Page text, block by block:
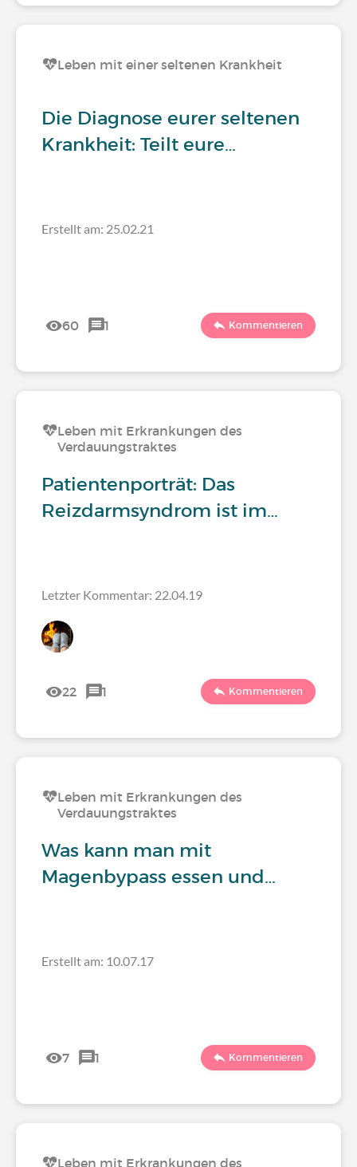
Leben mit einer seltenen Krankheit
Die Diagnose eurer seltenen
Krankheit: Teilt eure…
Erstellt am: 25.02.21
60 1 Kommentieren
Leben mit Erkrankungen des
Verdauungstraktes
Patientenporträt: Das
Reizdarmsyndrom ist im…
Letzter Kommentar: 22.04.19
22 1 Kommentieren
Leben mit Erkrankungen des
Verdauungstraktes
Was kann man mit
Magenbypass essen und…
Erstellt am: 10.07.17
7 1 Kommentieren
Leben mit Erkrankungen des